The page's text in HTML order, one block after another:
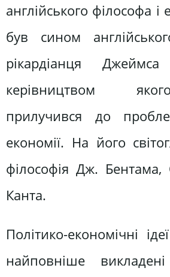
англійського філософа і
був сином
рікардіанця
керівництвом
прилучився до
економії. На його
філософія Дж.
Канта.
Політико-економічні
найповніше